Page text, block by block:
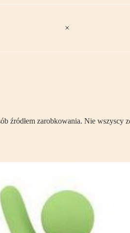
źródłem zarobkowania. Nie